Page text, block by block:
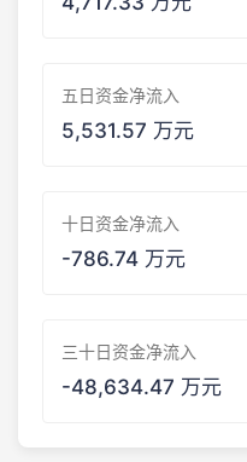
五日资金净流入
5,531.57 万元
十日资金净流入
-786.74 万元
三十日资金净流入
-48,634.47 万元